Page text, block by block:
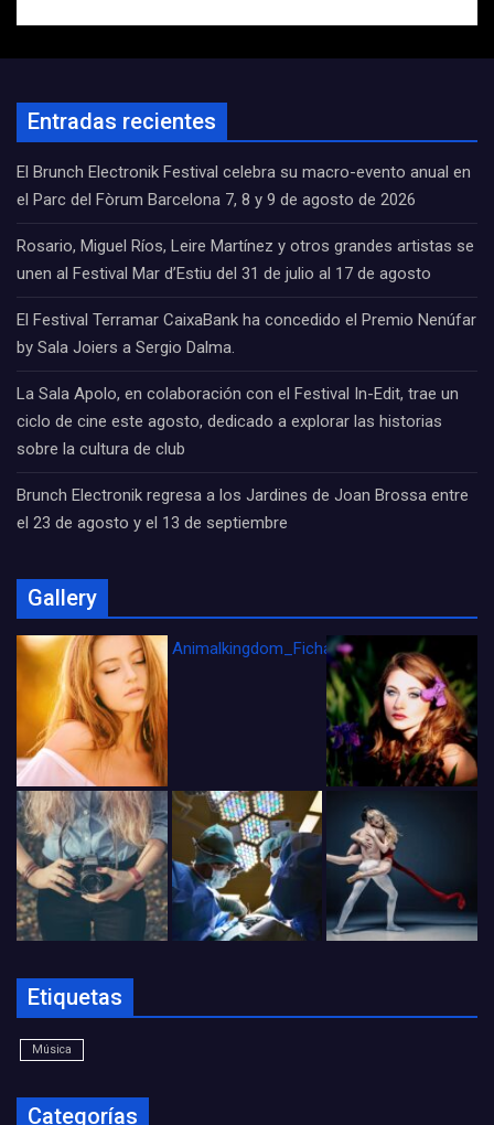
Entradas recientes
El Brunch Electronik Festival celebra su macro-evento anual en
el Parc del Fòrum Barcelona 7, 8 y 9 de agosto de 2026
Rosario, Miguel Ríos, Leire Martínez y otros grandes artistas se
unen al Festival Mar d’Estiu del 31 de julio al 17 de agosto
El Festival Terramar CaixaBank ha concedido el Premio Nenúfar
by Sala Joiers a Sergio Dalma.
La Sala Apolo, en colaboración con el Festival In-Edit, trae un
ciclo de cine este agosto, dedicado a explorar las historias
sobre la cultura de club
Brunch Electronik regresa a los Jardines de Joan Brossa entre
el 23 de agosto y el 13 de septiembre
Gallery
Animalkingdom_FichaCine
Etiquetas
Música
Categorías